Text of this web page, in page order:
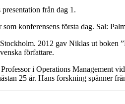
från dag 1.
konferensens första dag. Sal:
2012 gav Niklas ut boken
författare.
i Operations Management
25 år. Hans forskning spänner